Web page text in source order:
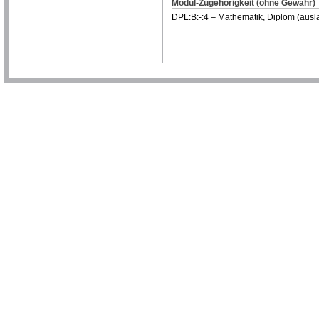
Modul-Zugehörigkeit (ohne Gewähr)
DPL:B:-:4 – Mathematik, Diplom